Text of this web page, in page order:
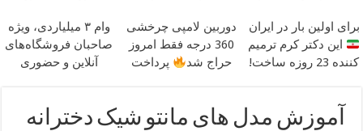
برای اولین بار در ایران
این دکتر کرم ترمیم
کننده 23 روزه ساخت!
دوربین لامپی چرخشی
360 درجه فقط امروز
حراج شد
پرداخت
وام ۳ میلیاردی، ویژه
صاحبان فروشگاه‌های
آنلاین و حضوری
آموزش مدل های مانتو شیک دخترانه